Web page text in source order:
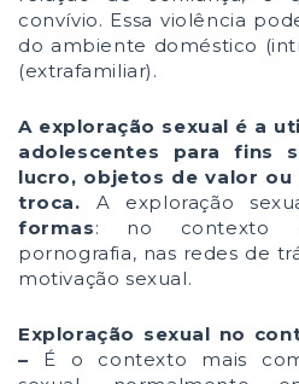
convívio. Essa violência
do ambiente doméstico
(extrafamiliar).
A exploração sexual é a
adolescentes para fins
lucro, objetos de valor
troca. A exploração
formas: no contexto
pornografia, nas redes de
motivação sexual.
Exploração sexual no
– É o contexto mais